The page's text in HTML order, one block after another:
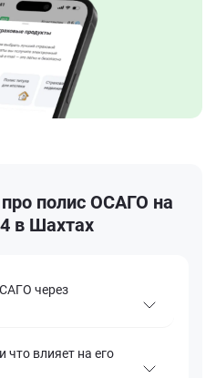
полис ОСАГО на
в Шахтах
через
влияет на его